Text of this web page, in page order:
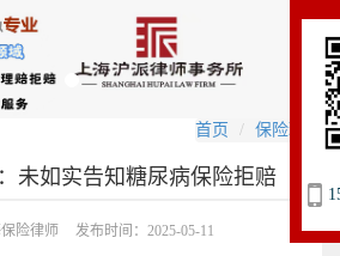
首页 保险理赔
未如实告知糖尿病保险拒赔
险律师 发布时间：2025-05-11